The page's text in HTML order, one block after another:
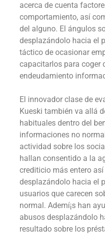
acerca de cuenta
comportamiento, así
del alguno. El ángulos
desplazándolo hacia el
táctico de ocasionar
capacitarlos para coger
endeudamiento
El innovador clase de
Kueski también va allá
habituales dentro del
informaciones no
actividad sobre los
hallan consentido a la
crediticio más entero
desplazándolo hacia el
usuarios que carecen
normal. Ademí¡s han
abusos desplazándolo
resultado sobre los